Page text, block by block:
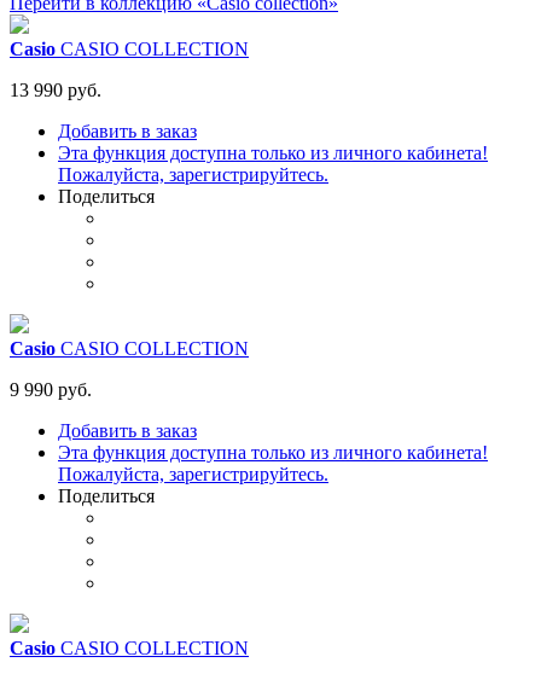
Casio CASIO COLLECTION
13 990 руб.
Добавить в заказ
Эта функция доступна только из личного кабинета!
Пожалуйста, зарегистрируйтесь.
Поделиться
Casio CASIO COLLECTION
9 990 руб.
Добавить в заказ
Эта функция доступна только из личного кабинета!
Пожалуйста, зарегистрируйтесь.
Поделиться
Casio CASIO COLLECTION